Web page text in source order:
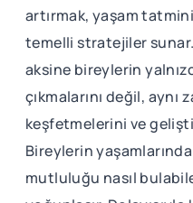
artırmak, yaşam
temelli stratejiler
aksine bireylerin
çıkmalarını değil, aynı
keşfetmelerini ve
Bireylerin
mutluluğu nasıl